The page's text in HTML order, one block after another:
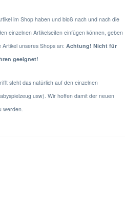
im Shop haben und bloß nach und nach die
einzelnen Artikelseiten einfügen können, geben
Artikel unseres Shops an: Achtung! Nicht für
geeignet!
steht das natürlich auf den einzelnen
usw). Wir hoffen damit der neuen
werden.